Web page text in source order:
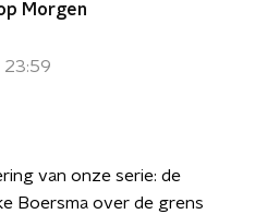
Morgen
23:59
van onze serie: de
Boersma over de grens